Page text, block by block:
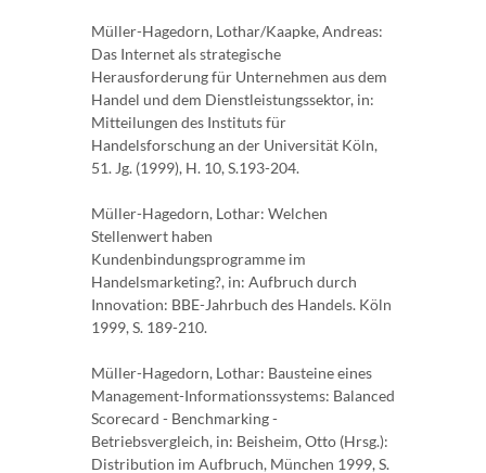
Müller-Hagedorn, Lothar/Kaapke, Andreas:
Das Internet als strategische
Herausforderung für Unternehmen aus dem
Handel und dem Dienstleistungssektor, in:
Mitteilungen des Instituts für
Handelsforschung an der Universität Köln,
51. Jg. (1999), H. 10, S.193-204.
Müller-Hagedorn, Lothar: Welchen
Stellenwert haben
Kundenbindungsprogramme im
Handelsmarketing?, in: Aufbruch durch
Innovation: BBE-Jahrbuch des Handels. Köln
1999, S. 189-210.
Müller-Hagedorn, Lothar: Bausteine eines
Management-Informationssystems: Balanced
Scorecard - Benchmarking -
Betriebsvergleich, in: Beisheim, Otto (Hrsg.):
Distribution im Aufbruch, München 1999, S.